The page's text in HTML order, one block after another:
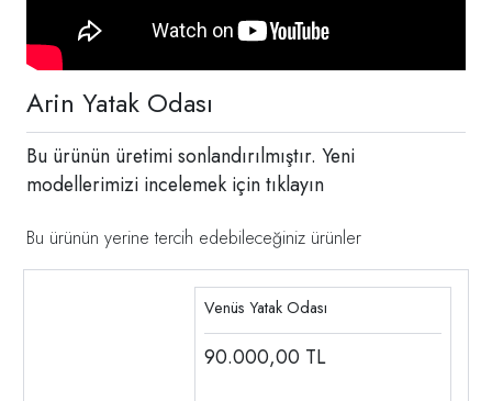
Arin Yatak Odası
Bu ürünün üretimi sonlandırılmıştır. Yeni
modellerimizi incelemek içintıklayın
Bu ürünün yerine tercih edebileceğiniz ürünler
Venüs Yatak Odası
90.000,00 TL